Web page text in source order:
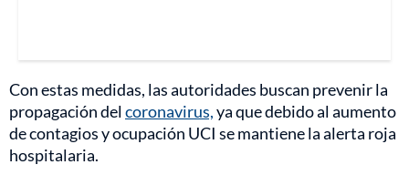
Con estas medidas, las autoridades buscan prevenir la
propagación delcoronavirus,ya que debido al aumento
de contagios y ocupación UCI se mantiene la alerta roja
hospitalaria.